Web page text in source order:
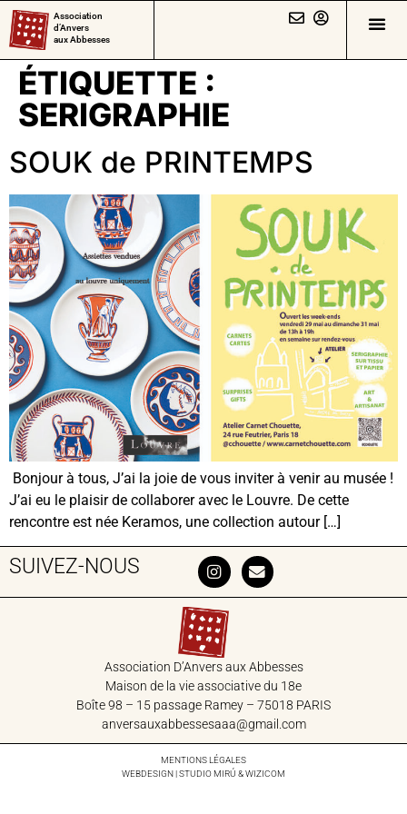
Association
d’Anvers
aux Abbesses
ÉTIQUETTE :
SERIGRAPHIE
SOUK de PRINTEMPS
Bonjour à tous, J’ai la joie de vous inviter à venir au musée !
J’ai eu le plaisir de collaborer avec le Louvre. De cette
rencontre est née Keramos, une collection autour […]
SUIVEZ-NOUS
Association D’Anvers aux Abbesses
Maison de la vie associative du 18‎e
Boîte 98 – 15 passage Ramey – 75018 PARIS
anversauxabbessesaaa@gmail.com
MENTIONS LÉGALES
WEBDESIGN | STUDIOMIRÚ &WIZICOM